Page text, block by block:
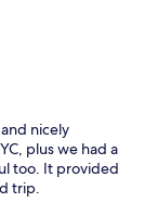
nicely
plus we had a
too. It provided
trip.